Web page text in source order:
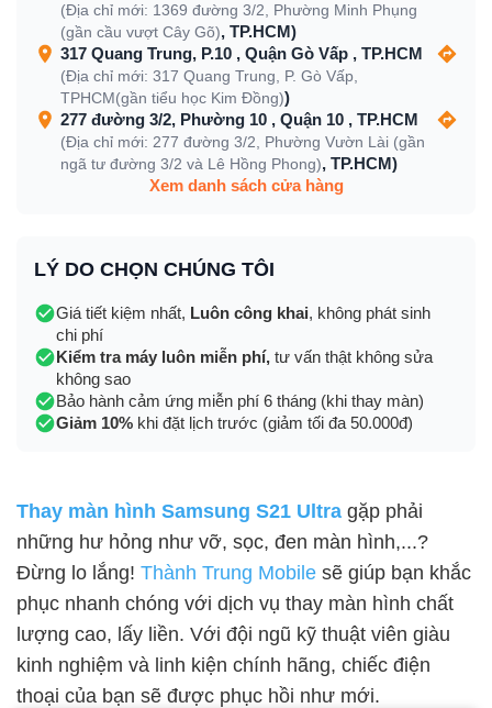
(Địa chỉ mới: 1369 đường 3/2, Phường Minh Phụng
(gần cầu vượt Cây Gõ), TP.HCM)
317 Quang Trung, P.10 , Quận Gò Vấp , TP.HCM
(Địa chỉ mới: 317 Quang Trung, P. Gò Vấp,
TPHCM(gần tiểu học Kim Đồng))
277 đường 3/2, Phường 10 , Quận 10 , TP.HCM
(Địa chỉ mới: 277 đường 3/2, Phường Vườn Lài (gần
ngã tư đường 3/2 và Lê Hồng Phong), TP.HCM)
Xem danh sách cửa hàng
LÝ DO CHỌN CHÚNG TÔI
Giá tiết kiệm nhất, Luôn công khai, không phát sinh
chi phí
Kiểm tra máy luôn miễn phí, tư vấn thật không sửa
không sao
Bảo hành cảm ứng miễn phí 6 tháng (khi thay màn)
Giảm 10% khi đặt lịch trước (giảm tối đa 50.000đ)
Thay màn hình Samsung S21 Ultra gặp phải
những hư hỏng như vỡ, sọc, đen màn hình,...?
Đừng lo lắng! Thành Trung Mobile sẽ giúp bạn khắc
phục nhanh chóng với dịch vụ thay màn hình chất
lượng cao, lấy liền. Với đội ngũ kỹ thuật viên giàu
kinh nghiệm và linh kiện chính hãng, chiếc điện
thoại của bạn sẽ được phục hồi như mới.